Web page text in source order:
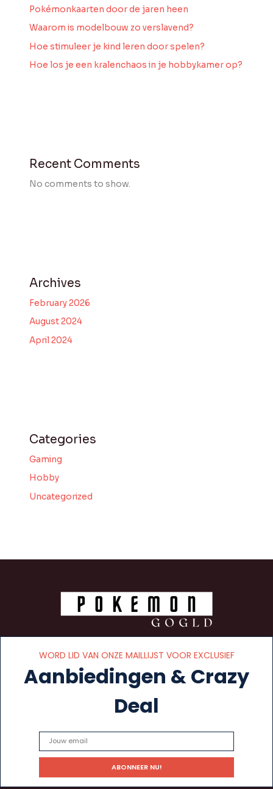
Pokémonkaarten door de jaren heen
Waarom is modelbouw zo verslavend?
Hoe stimuleer je kind leren door spelen?
Hoe los je een kralenchaos in je hobbykamer op?
Recent Comments
No comments to show.
Archives
February 2026
August 2024
April 2024
Categories
Gaming
Hobby
Uncategorized
WORD LID VAN ONZE MAILLIJST VOOR EXCLUSIEF
Aanbiedingen & Crazy
Deal